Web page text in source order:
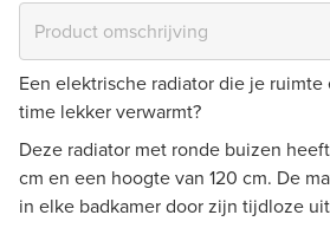
Een elektrische radiator die je
time lekker verwarmt?
Deze radiator met ronde buizen
cm en een hoogte van 120 cm. De
in elke badkamer door zijn tijdloze